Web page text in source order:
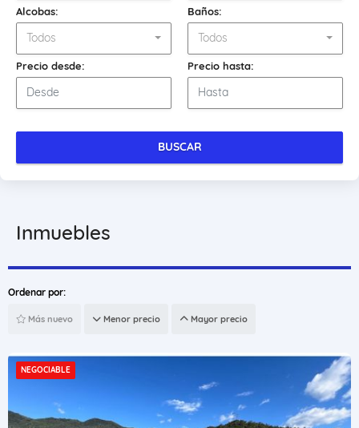
Alcobas:
Todos
Baños:
Todos
Precio desde: Precio hasta:
BUSCAR
Inmuebles
Ordenar por:
Más nuevo Menor precio Mayor precio
NEGOCIABLE